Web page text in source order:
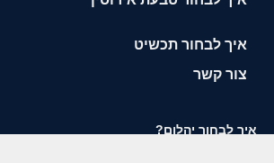
איך לבחור תכשיט
צור קשר
איך לבחור יהלום?